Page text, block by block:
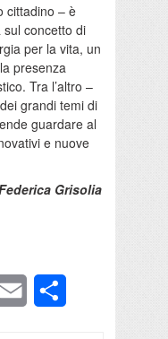
cittadino – è
concetto di
per la vita, un
presenza
Tra l’altro –
grandi temi di
guardare al
e nuove
Grisolia
Email